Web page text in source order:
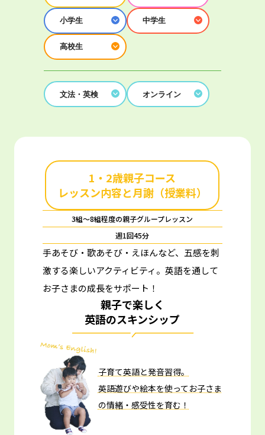
小学生 中学生
高校生
文法・英検 オンライン
1・2歳親子コース
レッスン内容と月謝（授業料）
3組～8組程度の親子グループレッスン
週1回45分
手あそび・歌あそび・えほんなど、五感を刺
激する楽しいアクティビティ。 英語を通して
お子さまの成長をサポート！
親子で楽しく
英語のスキンシップ
子育て英語と発音習得。
英語遊びや絵本を使ってお子さま
の情緒・感受性を育む！